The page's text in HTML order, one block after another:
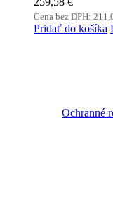
Ochranné
Cena bez DPH:
Pridať do košíka